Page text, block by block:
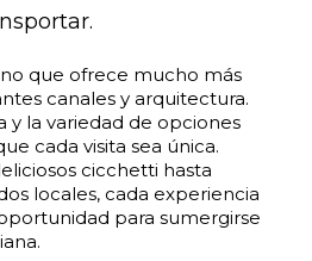
que ofrece mucho más
canales y arquitectura.
y la variedad de opciones
cada visita sea única.
cicchetti hasta
locales, cada experiencia
para sumergirse